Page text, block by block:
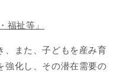
福祉等」
、また、子どもを産み育
強化し、その潜在需要の